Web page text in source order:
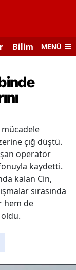
Bilim veMENÜ
mücadele
çığ düştü.
operatör
kaydetti.
kalan Cin,
sırasında
hem de